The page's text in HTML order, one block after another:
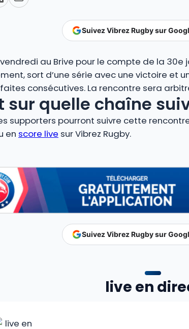
Suivez Vibrez Rugby sur
au Brive pour le compte de la 30e
sort d’une série avec une victoire et
consécutives. La rencontre sera
sur quelle chaîne
supporters pourront suivre cette
en score live sur Vibrez Rugby.
Suivez Vibrez Rugby sur
live en